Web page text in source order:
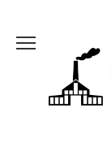
содержанию